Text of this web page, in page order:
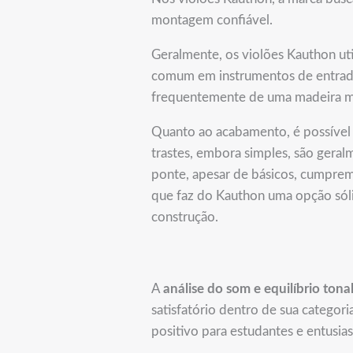
montagem confiável.
Geralmente, os violões Kauthon
comum em instrumentos de
frequentemente de uma madeira
Quanto ao acabamento, é
trastes, embora simples, são
ponte, apesar de básicos,
que faz do Kauthon uma opção
construção.
Aanálise do som e equilíbrio tonal
satisfatório dentro de sua
positivo para estudantes e